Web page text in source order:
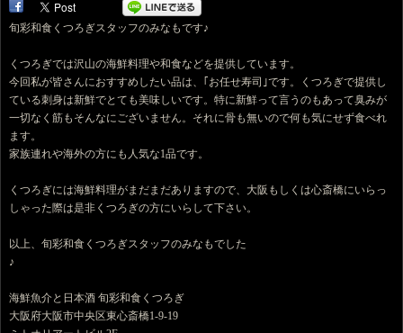
旬彩和食くつろぎスタッフのみなもです♪
くつろぎでは沢山の海鮮料理や和食などを提供しています。
今回私が皆さんにおすすめしたい品は、｢お任せ寿司｣です。くつろぎで提供し
ている刺身は新鮮でとても美味しいです。特に新鮮って言うのもあって臭みが
一切なく筋もそんなにございません。それに骨も無いので何も気にせず食べれ
ます。
家族連れや海外の方にも人気な1品です。
くつろぎには海鮮料理がまだまだありますので、大阪もしくは心斎橋にいらっ
しゃった際は是非くつろぎの方にいらして下さい。
以上、旬彩和食くつろぎスタッフのみなもでした
♪
海鮮魚介と日本酒 旬彩和食くつろぎ
大阪府大阪市中央区東心斎橋1-9-19